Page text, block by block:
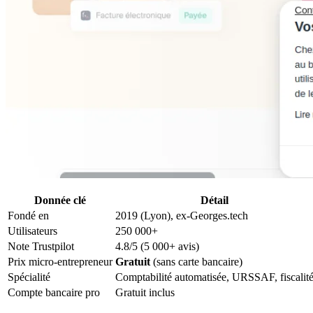
Donnée clé
Détail
Fondé en
2019 (Lyon), ex-Georges.tech
Utilisateurs
250 000+
Note Trustpilot
4.8/5 (5 000+ avis)
Prix micro-entrepreneur Gratuit (sans carte bancaire)
Spécialité
Comptabilité automatisée, URSSAF, fiscalité
Compte bancaire pro
Gratuit inclus